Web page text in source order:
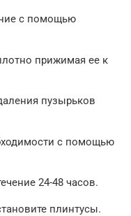
с помощью
прижимая ее к
пузырьков
с помощью
24-48 часов.
плинтусы.